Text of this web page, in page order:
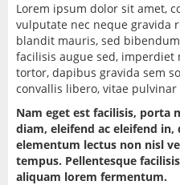
Lorem ipsum dolor sit amet,
vulputate nec neque gravida
blandit mauris, sed
facilisis augue sed,
tortor, dapibus gravida sem
convallis libero, vitae pulvinar
Nam eget est facilisis, porta
diam, eleifend ac eleifend
elementum lectus non nisl
tempus. Pellentesque
aliquam lorem fermentum.